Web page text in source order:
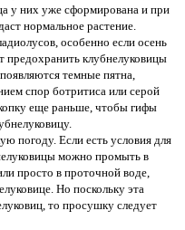
у них уже сформирована и при
нормальное растение.
особенно если осень
предохранить клубнелуковицы
темные пятна,
спор ботритиса или серой
еще раньше, чтобы гифы
погоду. Если есть условия для
можно промыть в
просто в проточной воде,
Но поскольку эта
то просушку следует